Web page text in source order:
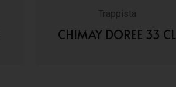
Trappista
CHIMAY DOREE 33 CL